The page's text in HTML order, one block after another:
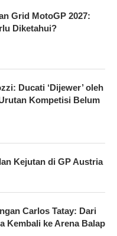
Grid MotoGP 2027:
Diketahui?
Ducati ‘Dijewer’ oleh
Kompetisi Belum
Kejutan di GP Austria
Carlos Tatay: Dari
Kembali ke Arena Balap